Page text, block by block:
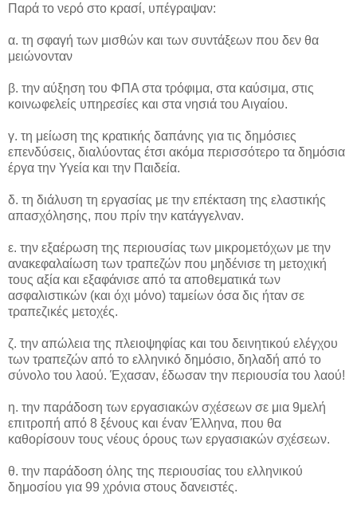
Παρά το νερό στο κρασί, υπέγραψαν:
α. τη σφαγή των μισθών και των συντάξεων που δεν θα
μειώνονταν
β. την αύξηση του ΦΠΑ στα τρόφιμα, στα καύσιμα, στις
κοινωφελείς υπηρεσίες και στα νησιά του Αιγαίου.
γ. τη μείωση της κρατικής δαπάνης για τις δημόσιες
επενδύσεις, διαλύοντας έτσι ακόμα περισσότερο τα δημόσια
έργα την Υγεία και την Παιδεία.
δ. τη διάλυση τη εργασίας με την επέκταση της ελαστικής
απασχόλησης, που πρίν την κατάγγελναν.
ε. την εξαέρωση της περιουσίας των μικρομετόχων με την
ανακεφαλαίωση των τραπεζών που μηδένισε τη μετοχική
τους αξία και εξαφάνισε από τα αποθεματικά των
ασφαλιστικών (και όχι μόνο) ταμείων όσα δις ήταν σε
τραπεζικές μετοχές.
ζ. την απώλεια της πλειοψηφίας και του δεινητικού ελέγχου
των τραπεζών από το ελληνικό δημόσιο, δηλαδή από το
σύνολο του λαού. Έχασαν, έδωσαν την περιουσία του λαού!
η. την παράδοση των εργασιακών σχέσεων σε μια 9μελή
επιτροπή από 8 ξένους και έναν Έλληνα, που θα
καθορίσουν τους νέους όρους των εργασιακών σχέσεων.
θ. την παράδοση όλης της περιουσίας του ελληνικού
δημοσίου για 99 χρόνια στους δανειστές.